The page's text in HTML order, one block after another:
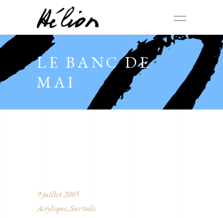
LE BANC DE
MAI
9 juillet 2005
Acrylique, Sur toile